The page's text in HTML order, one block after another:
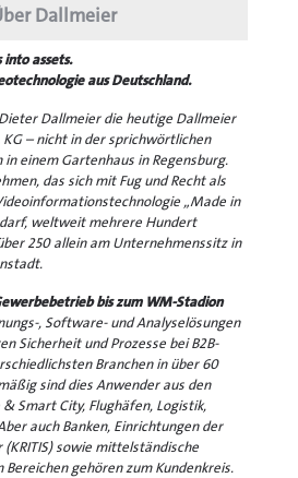
Dallmeier
assets.
aus Deutschland.
Dallmeier die heutige Dallmeier
– nicht in der sprichwörtlichen
einem Gartenhaus in Regensburg.
das sich mit Fug und Recht als
„Made in
weltweit mehrere Hundert
250 allein am Unternehmenssitz in
bis zum WM-Stadion
, Software- und Analyselösungen
Sicherheit und Prozesse bei B2B-
Branchen in über 60
sind dies Anwender aus den
Smart City, Flughäfen, Logistik,
auch Banken, Einrichtungen der
sowie mittelständische
gehören zum Kundenkreis.